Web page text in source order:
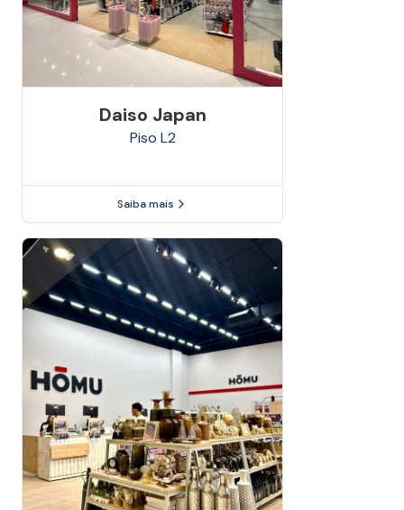
Daiso Japan
Piso L2
Saiba mais